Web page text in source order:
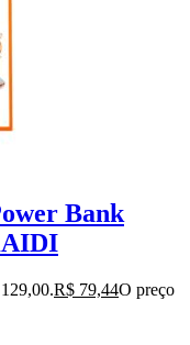
Bank
R$ 79,44O preço